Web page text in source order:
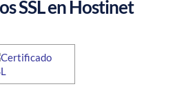
SSL en Hostinet